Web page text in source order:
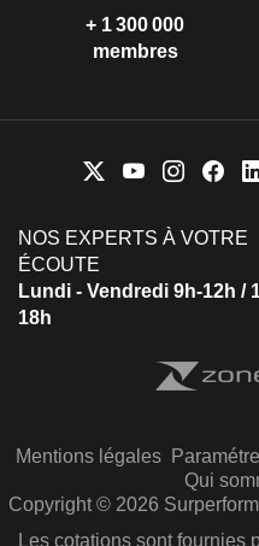
+ 1 300 000
membres
NOS EXPERTS À VOTRE
ÉCOUTE
Lundi - Vendredi 9h-12h /
18h
Mentions légales
Qui
Copyright © 2026
Les cotations sont fournies